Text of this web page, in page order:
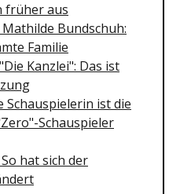
früher aus
Bundschuh:
Familie
Kanzlei": Das ist
Schauspielerin ist die
Schauspieler
hat sich der